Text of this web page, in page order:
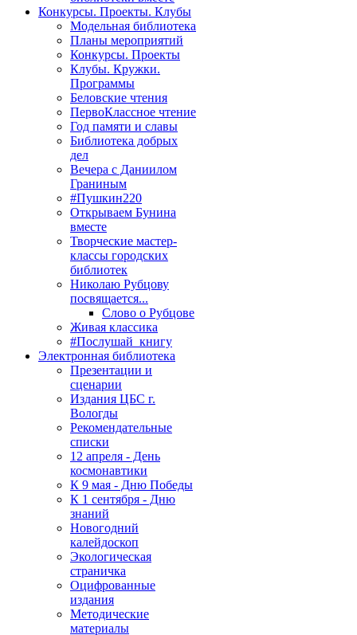
Конкурсы. Проекты. Клубы
Модельная библиотека
Планы мероприятий
Конкурсы. Проекты
Клубы. Кружки.
Программы
Беловские чтения
ПервоКлассное чтение
Год памяти и славы
Библиотека добрых
дел
Вечера с Даниилом
Граниным
#Пушкин220
Открываем Бунина
вместе
Творческие мастер-
классы городских
библиотек
Николаю Рубцову
посвящается...
Слово о Рубцове
Живая классика
#Послушай_книгу
Электронная библиотека
Презентации и
сценарии
Издания ЦБС г.
Вологды
Рекомендательные
списки
12 апреля - День
космонавтики
К 9 мая - Дню Победы
К 1 сентября - Дню
знаний
Новогодний
калейдоскоп
Экологическая
страничка
Оцифрованные
издания
Методические
материалы